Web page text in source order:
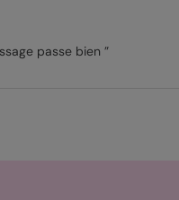
passe bien ”